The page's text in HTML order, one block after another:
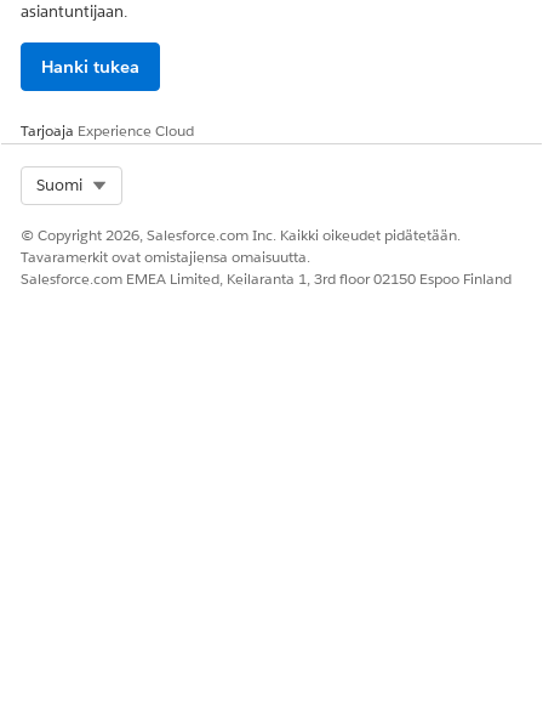
asiantuntijaan.
Hanki tukea
Tarjoaja Experience Cloud
Suomi
© Copyright 2026, Salesforce.com Inc. Kaikki oikeudet pidätetään.
Tavaramerkit ovat omistajiensa omaisuutta.
Salesforce.com EMEA Limited, Keilaranta 1, 3rd floor 02150 Espoo Finland